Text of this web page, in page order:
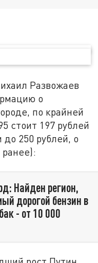
Развожаев
о
по крайней
стоит 197 рублей
250 рублей, о
Найден регион,
дорогой бензин в
- от 10 000